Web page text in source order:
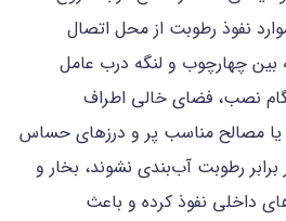
نفوذ رطوبت از محل اتصال
بین چهارچوب و لنگه درب عامل
نصب، فضای خالی اطراف
یا مصالح مناسب پر و درزهای حساس
رطوبت آب‌بندی نشوند، بخار و
داخلی نفوذ کرده و باعث